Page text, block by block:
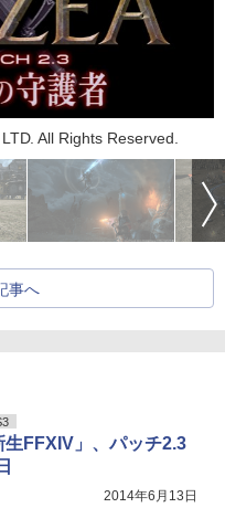
All Rights Reserved.
事へ
生FFXIV」、パッチ2.3
2014年6月13日